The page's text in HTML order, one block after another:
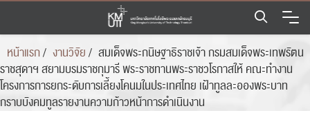
Skip
content
หน้าแรก/ งานวิจัย/ สมเด็จพระกนิษฐาธิราชเจ้า กรมสมเด็จพระเทพรัตน
ราชสุดาฯ สยามบรมราชกุมารี พระราชทานพระราชวโรกาสให้ คณะทำงาน
โครงการการยกระดับการเลี้ยงโคนมในประเทศไทย เฝ้าทูลละอองพระบาท
กราบบังคมทูลรายงานความก้าวหน้าการดำเนินงาน